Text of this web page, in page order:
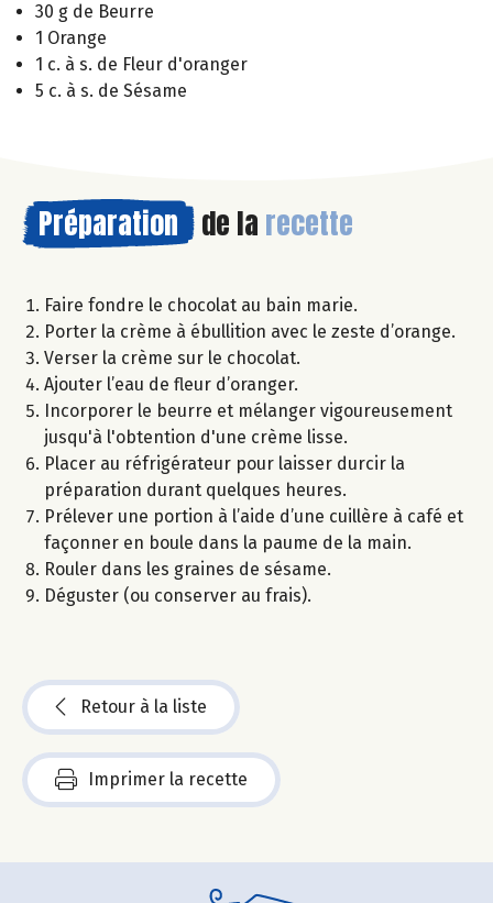
30 g de Beurre
1 Orange
1 c. à s. de Fleur d'oranger
5 c. à s. de Sésame
Préparation de la recette
Faire fondre le chocolat au bain marie.
Porter la crème à ébullition avec le zeste d’orange.
Verser la crème sur le chocolat.
Ajouter l’eau de fleur d’oranger.
Incorporer le beurre et mélanger vigoureusement
jusqu'à l'obtention d'une crème lisse.
Placer au réfrigérateur pour laisser durcir la
préparation durant quelques heures.
Prélever une portion à l’aide d’une cuillère à café et
façonner en boule dans la paume de la main.
Rouler dans les graines de sésame.
Déguster (ou conserver au frais).
Retour à la liste
Imprimer la recette